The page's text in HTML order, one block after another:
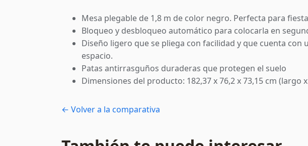
Mesa plegable de 1,8 m de color negro. Perfecta para
Bloqueo y desbloqueo automático para colocarla en
Diseño ligero que se pliega con facilidad y que cuenta
espacio.
Patas antirrasguños duraderas que protegen el suelo
Dimensiones del producto: 182,37 x 76,2 x 73,15 cm (largo
← Volver a la comparativa